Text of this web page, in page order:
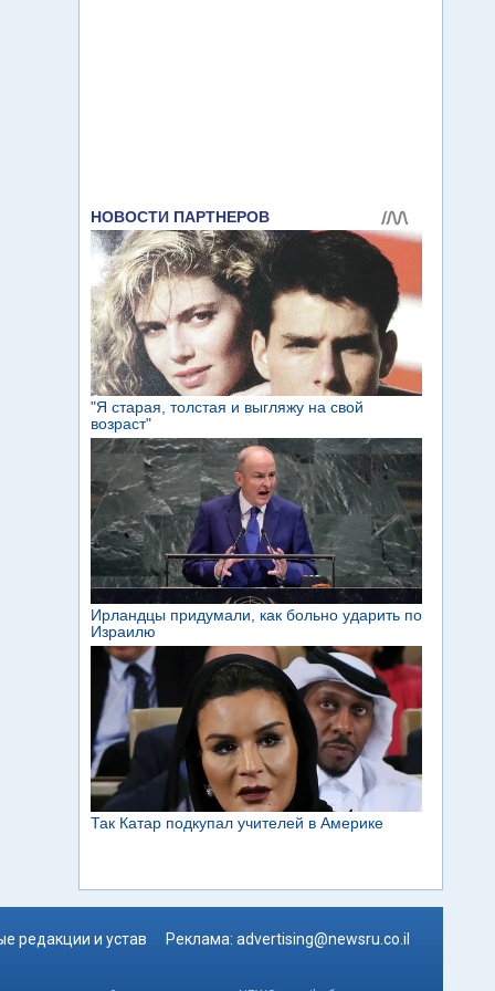
редакции и устав Реклама: advertising@newsru.co.il